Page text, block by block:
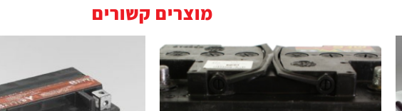
מוצרים קשורים